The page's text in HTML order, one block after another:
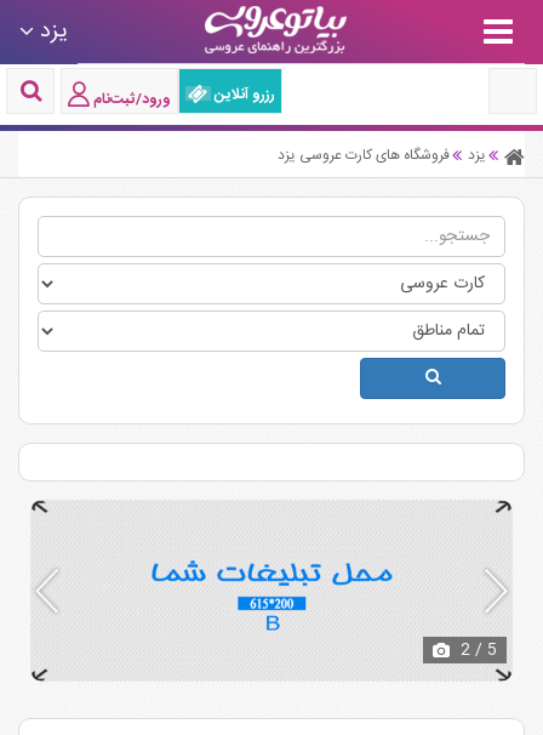
یزد
رزرو آنلاین ورود/ثبت‌نام
یزد فروشگاه های کارت عروسی یزد
2/ 5